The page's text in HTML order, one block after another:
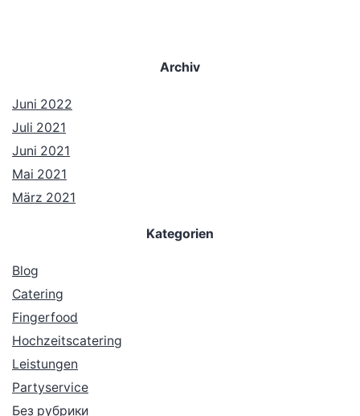
Archiv
Juni 2022
Juli 2021
Juni 2021
Mai 2021
März 2021
Kategorien
Blog
Catering
Fingerfood
Hochzeitscatering
Leistungen
Partyservice
Без рубрики